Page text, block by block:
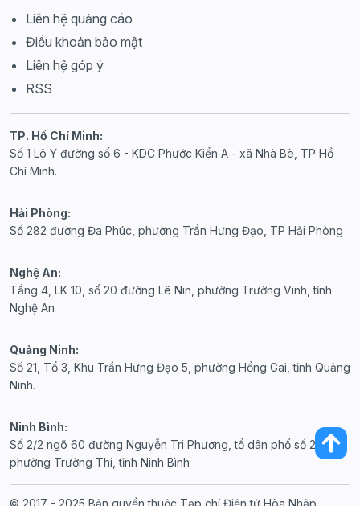
Liên hệ quảng cáo
Điều khoản bảo mật
Liên hệ góp ý
RSS
TP. Hồ Chí Minh:
Số 1 Lô Y đường số 6 - KDC Phước Kiển A - xã Nhà Bè, TP Hồ
Chí Minh.
Hải Phòng:
Số 282 đường Đa Phúc, phường Trần Hưng Đạo, TP Hải Phòng
Nghệ An:
Tầng 4, LK 10, số 20 đường Lê Nin, phường Trường Vinh, tỉnh
Nghệ An
Quảng Ninh:
Số 21, Tổ 3, Khu Trần Hưng Đạo 5, phường Hồng Gai, tỉnh Quảng
Ninh.
Ninh Bình:
Số 2/2 ngõ 60 đường Nguyễn Tri Phương, tổ dân phố số 20,
phường Trường Thi, tỉnh Ninh Bình
© 2017 - 2025 Bản quyền thuộc Tạp chí Điện tử Hòa Nhập